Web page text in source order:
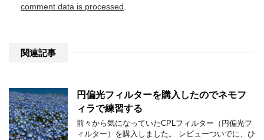
comment data is processed
関連記事
円偏光フィルターを購入したのでネモフ
ィラで練習する
前々から気になっていたCPLフィルター（円偏光フ
ィルター）を購入しました。 レビューついでに、ひ